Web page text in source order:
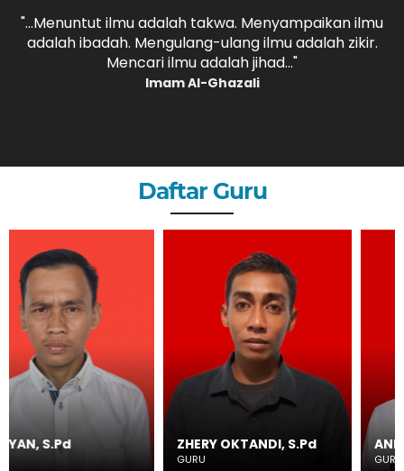
"...Menuntut ilmu adalah takwa. Menyampaikan ilmu
adalah ibadah. Mengulang-ulang ilmu adalah zikir.
Mencari ilmu adalah jihad..."
Imam Al-Ghazali
Daftar Guru
ZHERY OKTANDI, S.Pd ANDRI MAULANA,